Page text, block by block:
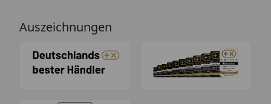
Auszeichnungen